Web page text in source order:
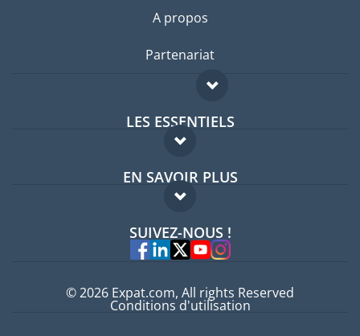
A propos
Partenariat
LES ESSENTIELS
Forum expatriés
Guides pays
EN SAVOIR PLUS
FAQ
Experts
SUIVEZ-NOUS !
© 2026 Expat.com, All rights Reserved
Conditions d'utilisation